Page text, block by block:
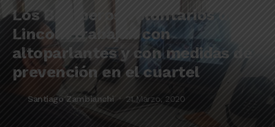
Los Bomberos Voluntarios de
Lincoln trabajan con
altoparlantes y con medidas de
prevención en el cuartel
Santiago Zambianchi 21 Marzo, 2020